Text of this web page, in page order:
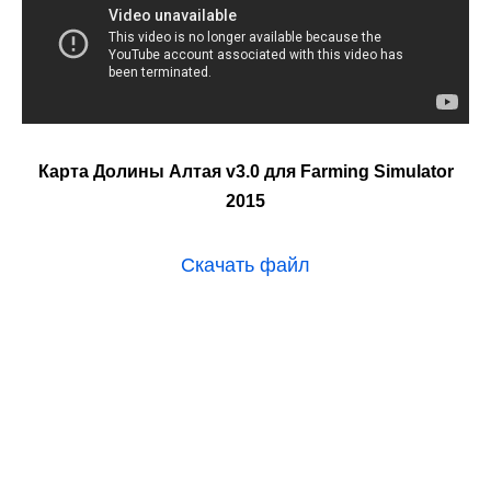
Карта Долины Алтая v3.0 для Farming Simulator
2015
Скачать файл